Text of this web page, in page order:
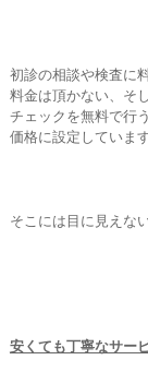
初診の相談や検査に
料金は頂かない、そ
チェックを無料で行
価格に設定しています
そこには目に見えな
安くても丁寧なサー